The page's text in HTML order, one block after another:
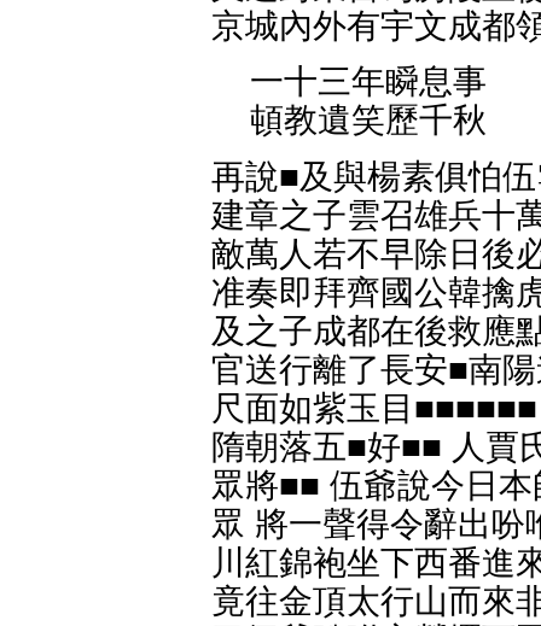
京城內外有宇文成都
一十三年瞬息事
頓教遺笑歷千秋
再說■及與楊素俱怕
建章之子雲召雄兵十
敵萬人若不早除日後
准奏即拜齊國公韓擒
及之子成都在後救應
官送行離了長安■南
尺面如紫玉目
隋朝落五■好■■ 人賈
眾將■■ 伍爺說今日
眾 將一聲得令辭出吩
川紅錦袍坐下西番進
竟往金頂太行山而來